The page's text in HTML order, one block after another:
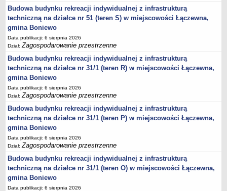
Plan postępowań o udzielenie zamówień na 2019
Plan postępowań o udzielenie zamówień w 2018 roku
Plan postępowań o udzielenie zamówień w 2017 roku
Dług publiczny, Pomoc publiczna
Realizacja inwestycji
przetargi
elektronizacja zamówień publicznych
zamówienia do 170 000 PLN
PRAWO LOKALNE
Statut
Uchwały
Projekty uchwał
Zarządzenia
Protokoły
Budowa budynku rekreacji indywidualnej z infrastrukturą
techniczną na działce nr 51 (teren S) w miejscowości Łączewna,
gmina Boniewo
Data publikacji: 6 sierpnia 2026
Dział:Zagospodarowanie przestrzenne
Budowa budynku rekreacji indywidualnej z infrastrukturą
techniczną na działce nr 31/1 (teren R) w miejscowości Łączewna,
gmina Boniewo
Data publikacji: 6 sierpnia 2026
Dział:Zagospodarowanie przestrzenne
Budowa budynku rekreacji indywidualnej z infrastrukturą
techniczną na działce nr 31/1 (teren P) w miejscowości Łączewna,
gmina Boniewo
Data publikacji: 6 sierpnia 2026
Dział:Zagospodarowanie przestrzenne
Budowa budynku rekreacji indywidualnej z infrastrukturą
techniczną na działce nr 31/1 (teren O) w miejscowości Łączewna,
gmina Boniewo
Data publikacji: 6 sierpnia 2026